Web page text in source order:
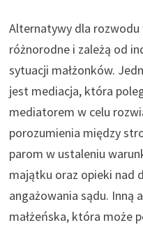
Alternatywy dla rozwodu
różnorodne i zależą od
sytuacji małżonków.
jest mediacja, która
mediatorem w celu
porozumienia między
parom w ustaleniu
majątku oraz opieki nad
angażowania sądu. Inną
małżeńska, która może